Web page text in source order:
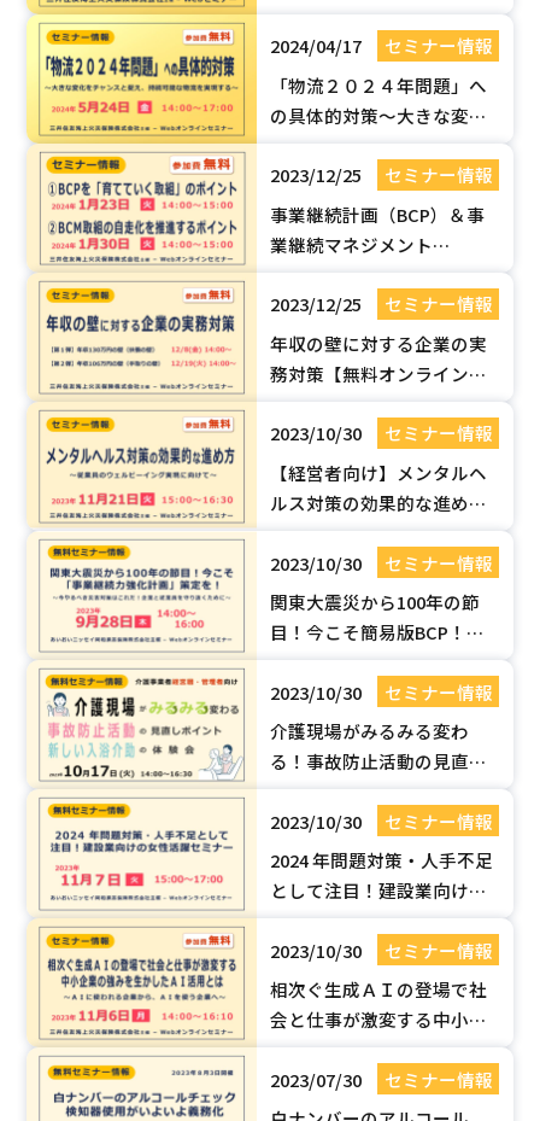
Webセミナー】
2024/04/17
セミナー情報
「物流２０２４年問題」へ
の具体的対策～大きな変化
能な物流を実現する～無料
Webセミナー
2023/12/25
セミナー情報
事業継続計画（BCP）＆事
業継続マネジメント
るポイント【無料オンライ
ンセミナー】
2023/12/25
セミナー情報
年収の壁に対する企業の実
務対策【無料オンラインセ
2023/10/30
セミナー情報
【経営者向け】メンタルヘ
ルス対策の効果的な進め方
グ実現に向けて～無料Web
セミナー
2023/10/30
セミナー情報
関東大震災から100年の節
目！今こそ簡易版BCP！～
化計画」の策定を～Webオ
ンライン無料セミナーのご
案内
2023/10/30
セミナー情報
介護現場がみるみる変わ
る！事故防止活動の見直し
の体験会【10月17日(火) 14
時】北千住シアター1010に
て無料開催
2023/10/30
セミナー情報
2024 年問題対策・人手不足
として注目！建設業向けの
2023/10/30
セミナー情報
相次ぐ生成ＡＩの登場で社
会と仕事が激変する中小企
用とは～ＡＩに使われる企
業から、ＡＩを使う企業へ
2023/07/30
セミナー情報